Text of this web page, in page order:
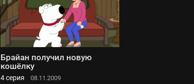
Брайан получил новую
кошёлку
4 серия 08.11.2009